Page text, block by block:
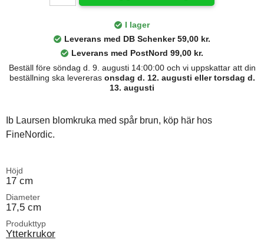
I lager
Leverans med DB Schenker 59,00 kr.
Leverans med PostNord 99,00 kr.
Beställ före söndag d. 9. augusti 14:00:00 och vi uppskattar att din
beställning ska levereras onsdag d. 12. augusti eller torsdag d.
13. augusti
Ib Laursen blomkruka med spår brun, köp här hos
FineNordic.
Höjd
17 cm
Diameter
17,5 cm
Produkttyp
Ytterkrukor